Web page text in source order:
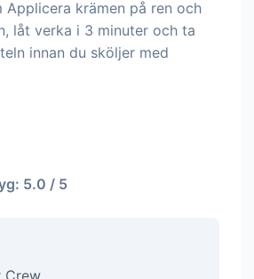
Applicera krämen på ren och
låt verka i 3 minuter och ta
innan du sköljer med
5.0 / 5
Crew